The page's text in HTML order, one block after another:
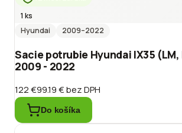
1 ks
Hyundai
2009–2022
Sacie potrubie Hyundai IX35 (LM,
2009 - 2022
122 €99.19 €bez DPH
Do košíka